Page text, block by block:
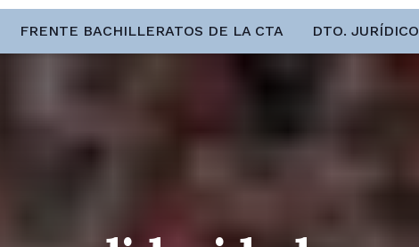
FRENTE BACHILLERATOS DE LA CTA DTO. JURÍDICO